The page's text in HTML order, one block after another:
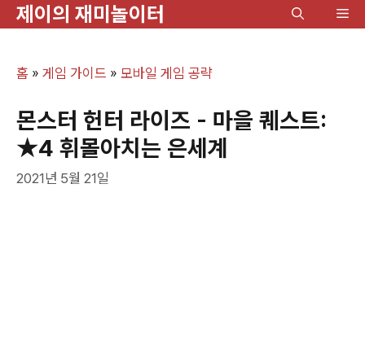
제이의 재미놀이터
메
홈 » 게임 가이드 » 모바일 게임 공략
몬스터 헌터 라이즈 - 마을 퀘스트:
★4 휘몰아치는 은세계
2021년 5월 21일